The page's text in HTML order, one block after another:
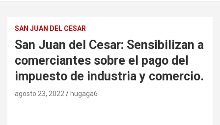
SAN JUAN DEL CESAR
San Juan del Cesar: Sensibilizan a
comerciantes sobre el pago del
impuesto de industria y comercio.
agosto 23, 2022 hugaga6